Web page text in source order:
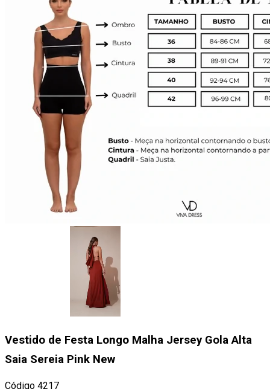
Vestido de Festa Longo Malha Jersey Gola Alta
Saia Sereia Pink New
Código 4217